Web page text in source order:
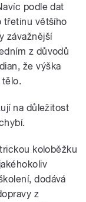
podle dat
třetinu většího
závažnější
z důvodů
že výška
na důležitost
koloběžku
dodává
z